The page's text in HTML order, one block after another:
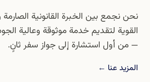
نحن نجمع بين الخبرة القانونية الصارمة
القوية لتقديم خدمة موثوقة وعالية
— من أول استشارة إلى جواز سفر ثانٍ.
المزيد عنا ←